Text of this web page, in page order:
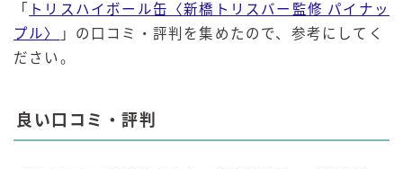
「
トリスハイボール缶〈新橋トリスバー監修 パイナッ
プル〉
」の口コミ・評判を集めたので、参考にしてく
ださい。
良い口コミ・評判